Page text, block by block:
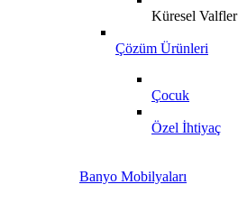
Küresel Valfler
Çözüm Ürünleri
Çocuk
Özel İhtiyaç
Banyo Mobilyaları